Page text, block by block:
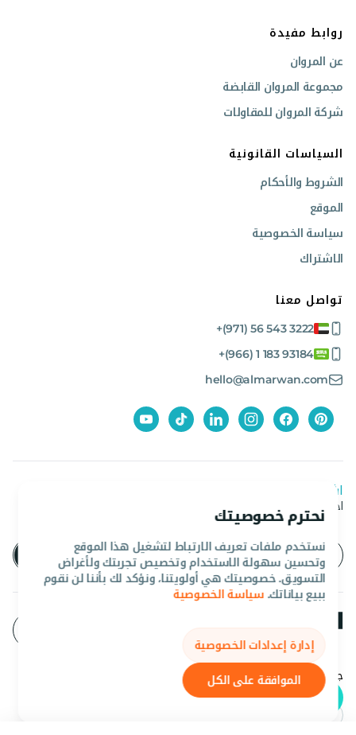
نحترم خصوصيتك
نستخدم ملفات تعريف الارتباط لتشغيل هذا الموقع
وتحسين سهولة الاستخدام وتخصيص تجربتك ولأغراض
التسويق. خصوصيتك هي أولويتنا، ونؤكد لك بأننا لن نقوم
ببيع بياناتك. سياسة الخصوصية
إدارة إعدادات الخصوصية
الموافقة على الكل
روابط مفيدة
عن المروان
مجموعة المروان القابضة
شركة المروان للمقاولات
السياسات القانونية
الشروط والأحكام
الموقع
سياسة الخصوصية
الاشتراك
تواصل معنا
+(971) 56 543 3222
+(966) 1 183 93184
hello@almarwan.com
اشترك في نشرتنا الإخبارية
احصل على آخر العروض والأخبار من المروان
جميع الحقوق محفوظه المروان 2026©.